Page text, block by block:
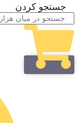
جستجو کردن